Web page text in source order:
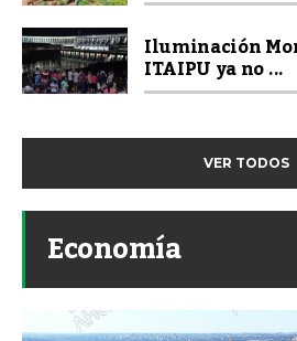
Iluminación
ITAIPU ya no ...
VER TODOS
Economía